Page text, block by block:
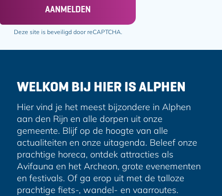
o
p
F
e
o
o
a
o
p
e
a
i
l
l
d
AANMELDEN
Deze site is beveiligd door reCAPTCHA.
WELKOM BIJ HIER IS ALPHEN
Hier vind je het meest bijzondere in Alphen
aan den Rijn en alle dorpen uit onze
gemeente. Blijf op de hoogte van alle
actualiteiten en onze uitagenda. Beleef onze
prachtige horeca, ontdek attracties als
Avifauna en het Archeon, grote evenementen
en festivals. Of ga erop uit met de talloze
prachtige fiets-, wandel- en vaarroutes.